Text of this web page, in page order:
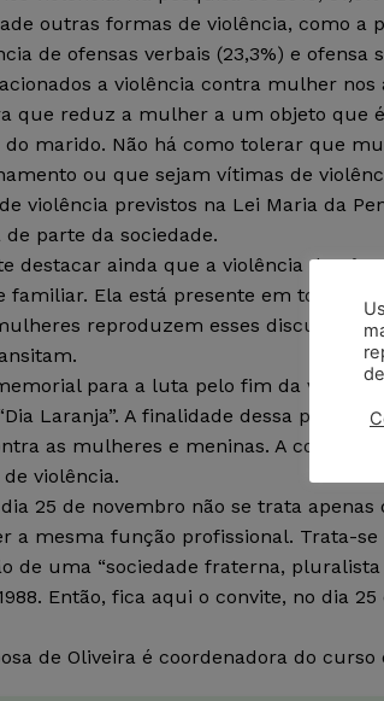
outras formas de violência, como a
de ofensas verbais (23,3%) e ofensa
a violência contra mulher
que reduz a mulher a um objeto que
do marido. Não há como tolerar que
ou que sejam vítimas de
violência previstos na Lei Maria da
de parte da sociedade.
destacar ainda que a violência de
familiar. Ela está presente em todos os
reproduzem esses discursos e
para a luta pelo fim da
Laranja”. A finalidade dessa prática
as mulheres e meninas. A cor
violência.
25 de novembro não se trata
a mesma função profissional. Trata-
de uma “sociedade fraterna,
Então, fica aqui o convite, no dia
de Oliveira é coordenadora do